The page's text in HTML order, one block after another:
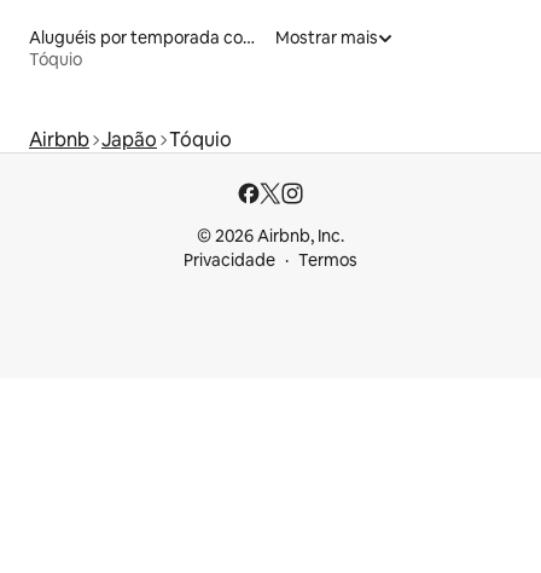
Aluguéis por temporada com banheira de hidromassagem
Tóquio
Mostrar mais
Airbnb Japão Tóquio
© 2026 Airbnb, Inc.
Privacidade
Termos